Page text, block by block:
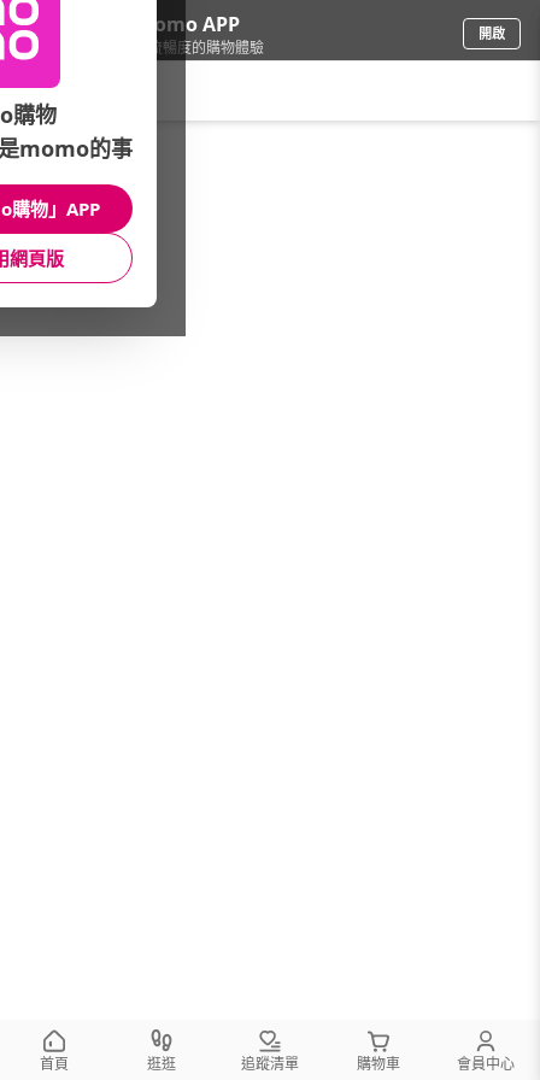
下載momo APP
給你3倍流暢度的購物體驗
開啟
日用/紙品/清潔劑
本館精選商品
館長推薦 月銷量
首頁 逛逛 追蹤清單 購物車 會員中心
購物
momo的事
購物」APP
網頁版